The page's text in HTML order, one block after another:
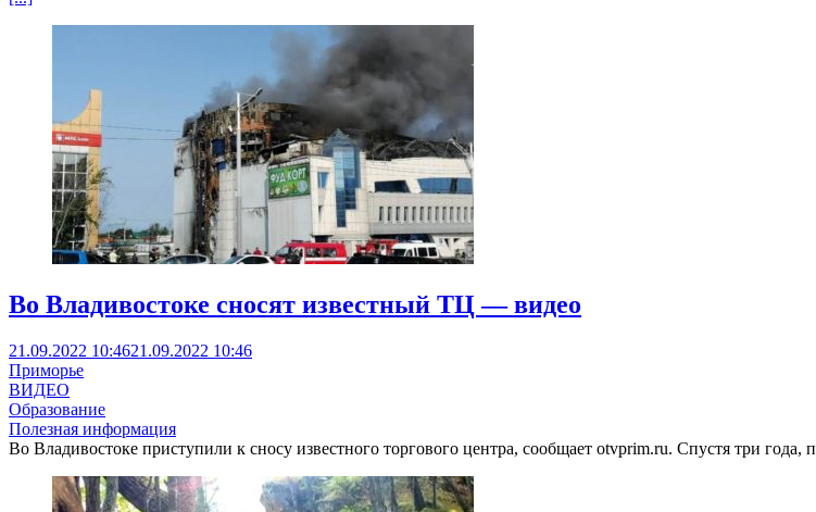
Во Владивостоке сносят известный ТЦ — видео
21.09.2022 10:4621.09.2022 10:46
Приморье
ВИДЕО
Образование
Полезная информация
Во Владивостоке приступили к сносу известного торгового центра, сообщает otvprim.ru. Спустя три